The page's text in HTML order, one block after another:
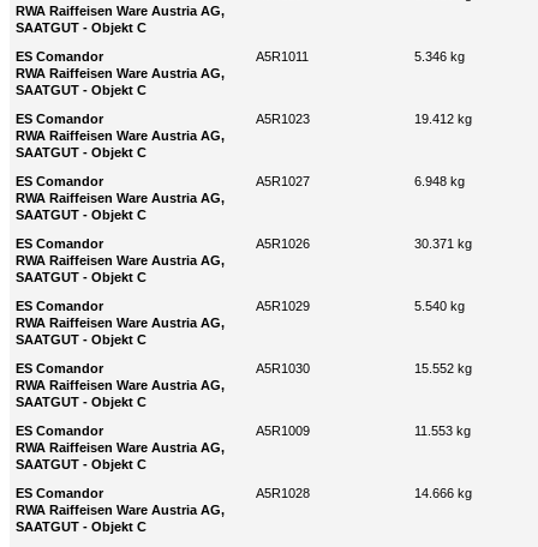
RWA Raiffeisen Ware Austria AG,
SAATGUT - Objekt C
ES Comandor
RWA Raiffeisen Ware Austria AG,
SAATGUT - Objekt C
A5R1011 5.346 kg
ES Comandor
RWA Raiffeisen Ware Austria AG,
SAATGUT - Objekt C
A5R1023 19.412 kg
ES Comandor
RWA Raiffeisen Ware Austria AG,
SAATGUT - Objekt C
A5R1027 6.948 kg
ES Comandor
RWA Raiffeisen Ware Austria AG,
SAATGUT - Objekt C
A5R1026 30.371 kg
ES Comandor
RWA Raiffeisen Ware Austria AG,
SAATGUT - Objekt C
A5R1029 5.540 kg
ES Comandor
RWA Raiffeisen Ware Austria AG,
SAATGUT - Objekt C
A5R1030 15.552 kg
ES Comandor
RWA Raiffeisen Ware Austria AG,
SAATGUT - Objekt C
A5R1009 11.553 kg
ES Comandor
RWA Raiffeisen Ware Austria AG,
SAATGUT - Objekt C
A5R1028 14.666 kg